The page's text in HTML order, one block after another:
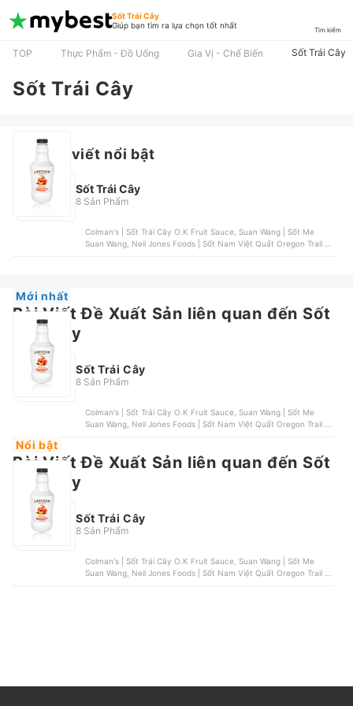
Sốt Trái Cây
Giúp bạn tìm ra lựa chọn tốt nhất
Tìm kiếm
TOP Thực Phẩm - Đồ Uống Gia Vị - Chế Biến Sốt Trái Cây
Sốt Trái Cây
Các bài viết nổi bật
Sốt Trái Cây
8 Sản Phẩm
Colman's | Sốt Trái Cây O.K Fruit Sauce, Suan Wang | Sốt Me
Suan Wang, Neil Jones Foods | Sốt Nam Việt Quất Oregon Trail ,
Mới nhất
Bài Viết Đề Xuất Sản liên quan đến Sốt
Trái Cây
Sốt Trái Cây
8 Sản Phẩm
Colman's | Sốt Trái Cây O.K Fruit Sauce, Suan Wang | Sốt Me
Suan Wang, Neil Jones Foods | Sốt Nam Việt Quất Oregon Trail ,
Nổi bật
Bài Viết Đề Xuất Sản liên quan đến Sốt
Trái Cây
Sốt Trái Cây
8 Sản Phẩm
Colman's | Sốt Trái Cây O.K Fruit Sauce, Suan Wang | Sốt Me
Suan Wang, Neil Jones Foods | Sốt Nam Việt Quất Oregon Trail ,